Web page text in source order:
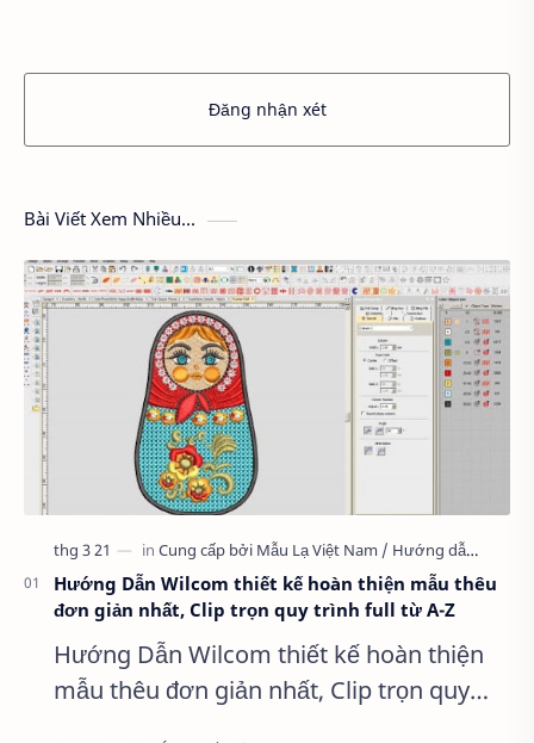
Đăng nhận xét
Bài Viết Xem Nhiều...
Hướng Dẫn Wilcom thiết kế hoàn thiện mẫu thêu
đơn giản nhất, Clip trọn quy trình full từ A-Z
Hướng Dẫn Wilcom thiết kế hoàn thiện
mẫu thêu đơn giản nhất, Clip trọn quy